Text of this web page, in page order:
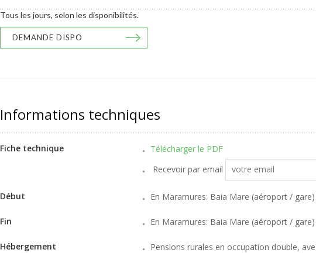
Tous les jours, selon les disponibilités.
DEMANDE DISPO
Informations techniques
Fiche technique
Télécharger le PDF
Recevoir par email
Début En Maramures: Baia Mare (aéroport /
Fin En Maramures: Baia Mare (aéroport /
Hébergement Pensions rurales en occupation double,